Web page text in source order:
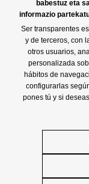
babestuz eta
informazio
Ser transparentes
y de terceros, con
otros usuarios,
personalizada
hábitos de
configurarlas
pones tú y si